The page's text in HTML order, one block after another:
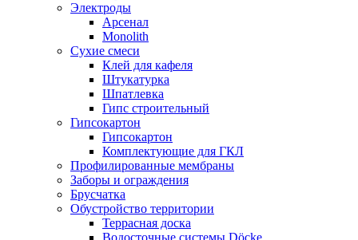
Электроды
Арсенал
Monolith
Сухие смеси
Клей для кафеля
Штукатурка
Шпатлевка
Гипс строительный
Гипсокартон
Гипсокартон
Комплектующие для ГКЛ
Профилированные мембраны
Заборы и ограждения
Брусчатка
Обустройство территории
Террасная доска
Водосточные системы Döcke